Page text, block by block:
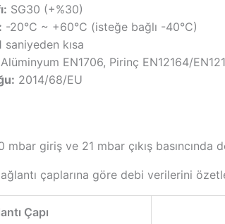
SG30 (+%30)
-20°C ~ +60°C (isteğe bağlı -40°C)
saniyeden kısa
Alüminyum EN1706, Pirinç EN12164/
2014/68/EU
mbar giriş ve 21 mbar çıkış basıncında
çaplarına göre debi verilerini
Çapı